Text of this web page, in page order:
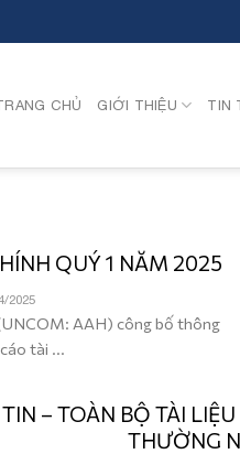
CHỦ GIỚI THIỆU TIN
QUÝ 1 NĂM 2025
2025
AAH) công bố thông
tài ...
– TOÀN BỘ TÀI
THƯỜNG